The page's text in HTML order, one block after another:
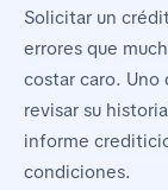
Solicitar un
errores que
costar caro. Uno
revisar su
informe
condiciones.